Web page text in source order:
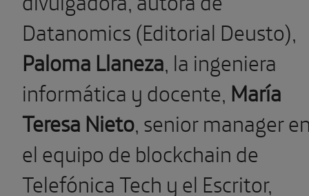
Datanomics (Editorial Deusto),
Paloma Llaneza, la ingeniera
informática y docente, María
Teresa Nieto, senior manager
el equipo de blockchain de
Telefónica Tech y el Escritor,